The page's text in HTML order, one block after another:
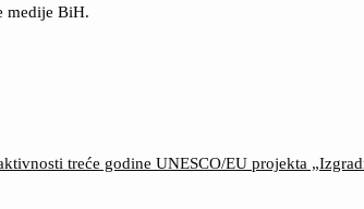
medije BiH.
treće godine UNESCO/EU projekta